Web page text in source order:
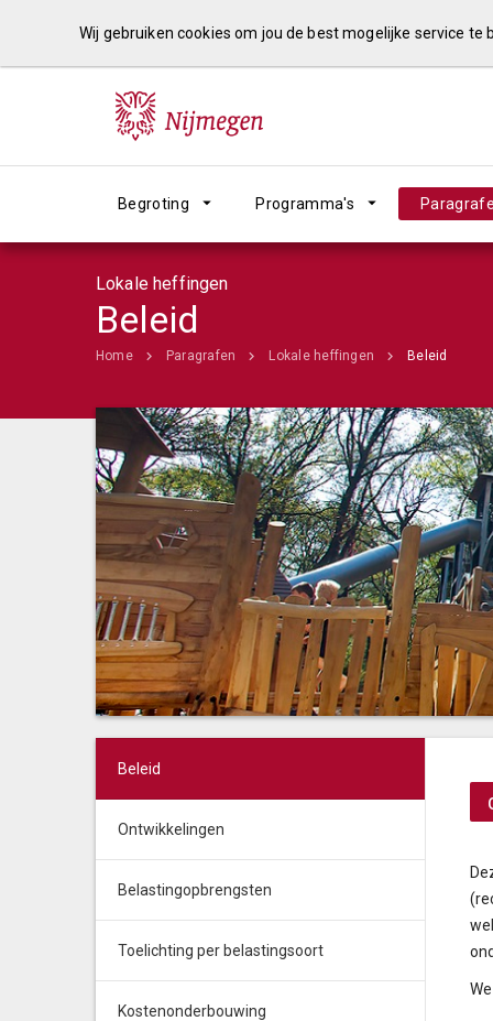
Begroting Programma's
Lokale heffingen
Beleid
Home Paragrafen Lokale heffingen Beleid
Beleid
Ontwikkelingen
Belastingopbrengsten
Toelichting per belastingsoort
Kostenonderbouwing
Wij gebruiken cookies om jou de best mogelijke service